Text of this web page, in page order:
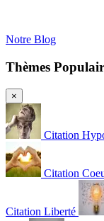
Notre Blog
Thèmes
×
Citation
Citation
Citation Liberté